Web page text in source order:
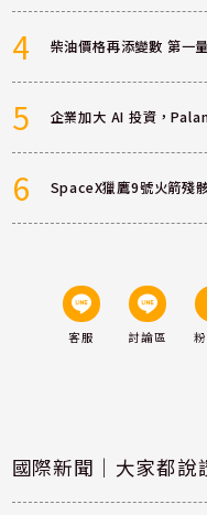
4 柴油價格再添變數 第一
5 企業加大 AI 投資，
6 SpaceX獵鷹9號火箭殘
客服 討論區
國際新聞｜大家都說